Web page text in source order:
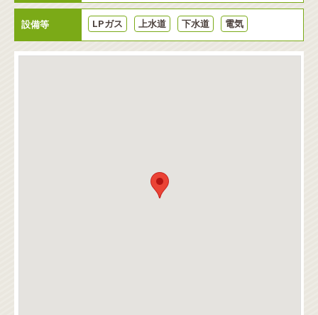
設備等 LPガス 上水道 下水道 電気